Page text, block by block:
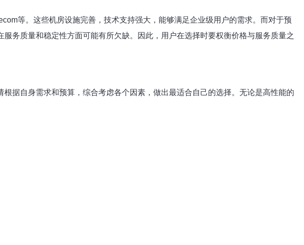
等。这些机房设施完善，技术支持强大，能够满足企业级用户的需求。而对于预
务质量和稳定性方面可能有所欠缺。因此，用户在选择时要权衡价格与服务质量之
据自身需求和预算，综合考虑各个因素，做出最适合自己的选择。无论是高性能的